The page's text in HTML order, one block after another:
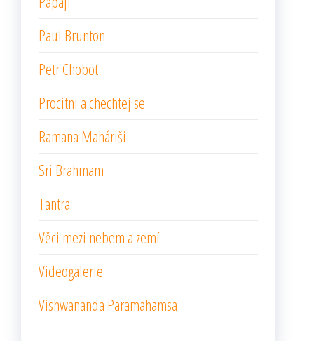
Paul Brunton
Petr Chobot
Procitni a chechtej se
Ramana Maháriši
Sri Brahmam
Tantra
Věci mezi nebem a zemí
Videogalerie
Vishwananda Paramahamsa